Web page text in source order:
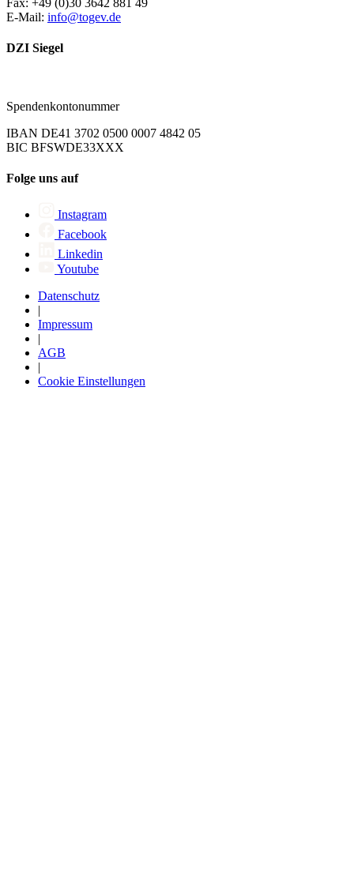
Fax: +49 (0)30 3642 881 49
E-Mail: info@togev.de
DZI Siegel
Spendenkontonummer
IBAN DE41 3702 0500 0007 4842 05
BIC BFSWDE33XXX
Folge uns auf
Instagram
Facebook
Linkedin
Youtube
Datenschutz
|
Impressum
|
AGB
|
Cookie Einstellungen